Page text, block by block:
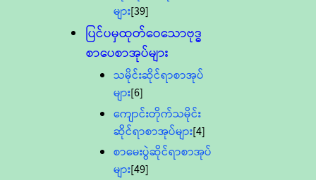
များ[39]
ပြင်ပမှထုတ်ဝေသောဗုဒ္ဓ
စာပေစာအုပ်များ
သမိုင်းဆိုင်ရာစာအုပ်
များ[6]
ကျောင်းတိုက်သမိုင်း
ဆိုင်ရာစာအုပ်များ[4]
စာမေးပွဲဆိုင်ရာစာအုပ်
များ[49]